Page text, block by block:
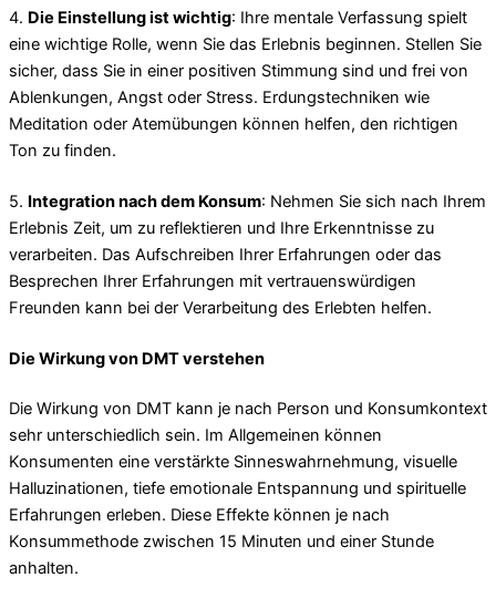
4. Die Einstellung ist wichtig: Ihre mentale Verfassung spielt
eine wichtige Rolle, wenn Sie das Erlebnis beginnen. Stellen Sie
sicher, dass Sie in einer positiven Stimmung sind und frei von
Ablenkungen, Angst oder Stress. Erdungstechniken wie
Meditation oder Atemübungen können helfen, den richtigen
Ton zu finden.
5. Integration nach dem Konsum: Nehmen Sie sich nach Ihrem
Erlebnis Zeit, um zu reflektieren und Ihre Erkenntnisse zu
verarbeiten. Das Aufschreiben Ihrer Erfahrungen oder das
Besprechen Ihrer Erfahrungen mit vertrauenswürdigen
Freunden kann bei der Verarbeitung des Erlebten helfen.
Die Wirkung von DMT verstehen
Die Wirkung von DMT kann je nach Person und Konsumkontext
sehr unterschiedlich sein. Im Allgemeinen können
Konsumenten eine verstärkte Sinneswahrnehmung, visuelle
Halluzinationen, tiefe emotionale Entspannung und spirituelle
Erfahrungen erleben. Diese Effekte können je nach
Konsummethode zwischen 15 Minuten und einer Stunde
anhalten.